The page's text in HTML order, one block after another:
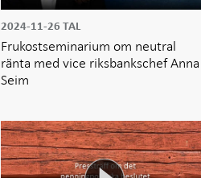
2024-11-26TAL
Frukostseminarium om neutral
ränta med vice riksbankschef Anna
Seim